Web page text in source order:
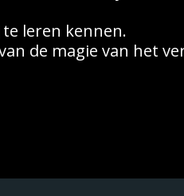
leren kennen.
de magie van het